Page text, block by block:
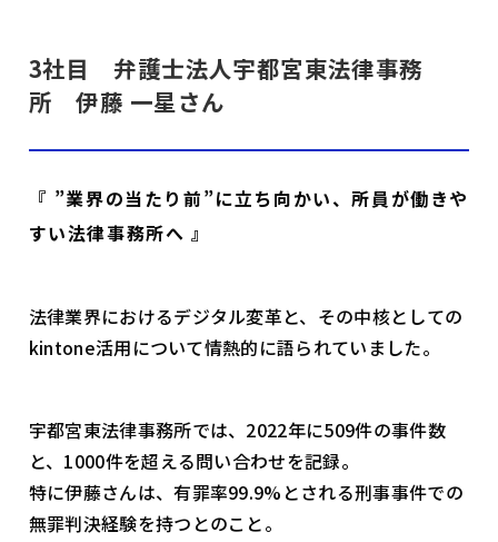
3社目 弁護士法人宇都宮東法律事務
所 伊藤 一星さん
『 ”業界の当たり前”に立ち向かい、所員が働きや
すい法律事務所へ 』
法律業界におけるデジタル変革と、その中核としての
kintone活用について情熱的に語られていました。
宇都宮東法律事務所では、2022年に509件の事件数
と、1000件を超える問い合わせを記録。
特に伊藤さんは、有罪率99.9%とされる刑事事件での
無罪判決経験を持つとのこと。